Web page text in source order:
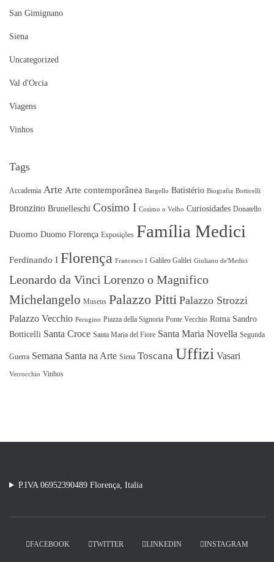
San Gimignano
Siena
Uncategorized
Val d'Orcia
Viagens
Vinhos
Tags
Accademia Arte Arte contemporânea Bargello Batistério Biografia Botticelli
Bronzino Brunelleschi Cosimo I Cosimo o Velho Curiosidades Donatello
Duomo Duomo Florença Exposições Família Medici
Ferdinando I Florença Francesco I Galileo Galilei Giuliano de'Medici
Leonardo da Vinci Lorenzo o Magnifico
Michelangelo Museus Palazzo Pitti Palazzo Strozzi
Palazzo Vecchio Perugino Piazza della Signoria Ponte Vecchio Roma Sandro
Botticelli Santa Croce Santa Maria del Fiore Santa Maria Novella Segunda
Guerra Semana Santa na Arte Siena Toscana Uffizi Vasari
Verrocchio Vinhos
P.IVA 06952390489 Florença, Italia
FACEBOOK TWITTER LINKEDIN INSTAGRAM